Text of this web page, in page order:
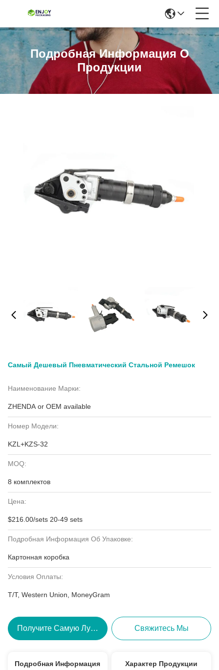
Подробная Информация О
Продукции
Самый Дешевый Пневматический Стальной Ремешок
Наименование Марки:
ZHENDA or OEM available
Номер Модели:
KZL+KZS-32
MOQ:
8 комплектов
Цена:
$216.00/sets 20-49 sets
Подробная Информация Об Упаковке:
Картонная коробка
Условия Оплаты:
T/T, Western Union, MoneyGram
Получите Самую Лучшую Цену Свяжитесь Мы
Подробная Информация Характер Продукции